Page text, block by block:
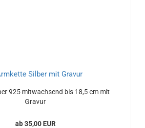
925 mitwachsend bis 18,5 cm mit
Gravur
ab 35,00 EUR